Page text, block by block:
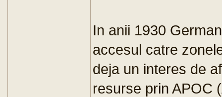
In anii 1930
accesul catre
deja un interes de
resurse prin APOC